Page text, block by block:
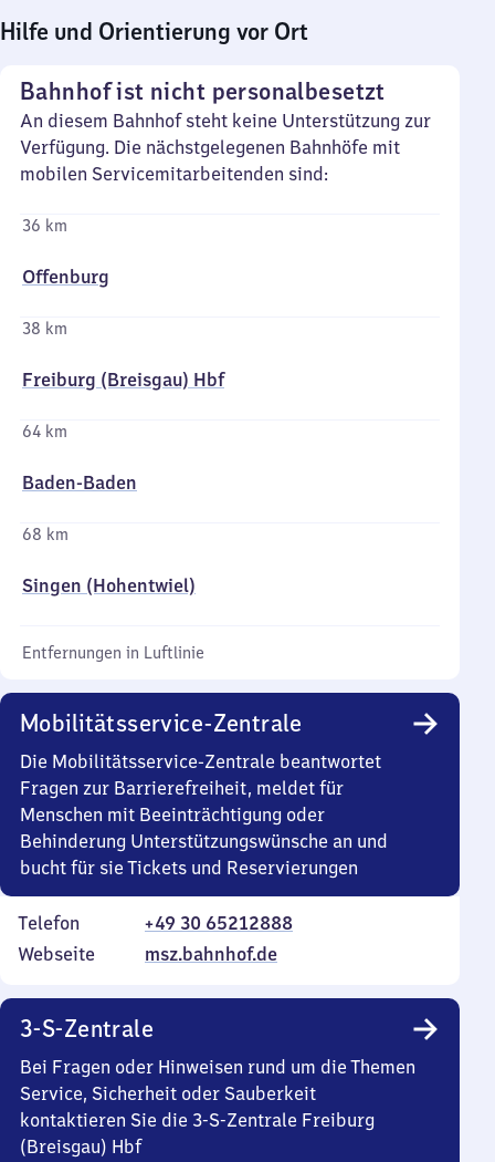
Hilfe und Orientierung vor Ort
Bahnhof ist nicht personalbesetzt
An diesem Bahnhof steht keine Unterstützung zur
Verfügung. Die nächstgelegenen Bahnhöfe mit
mobilen Servicemitarbeitenden sind:
36 km
Offenburg
38 km
Freiburg (Breisgau) Hbf
64 km
Baden-Baden
68 km
Singen (Hohentwiel)
Entfernungen in Luftlinie
Mobilitätsservice-Zentrale
Die Mobilitätsservice-Zentrale beantwortet
Fragen zur Barrierefreiheit, meldet für
Menschen mit Beeinträchtigung oder
Behinderung Unterstützungswünsche an und
bucht für sie Tickets und Reservierungen
Telefon
+49 30 65212888
Webseite
msz.bahnhof.de
3-S-Zentrale
Bei Fragen oder Hinweisen rund um die Themen
Service, Sicherheit oder Sauberkeit
kontaktieren Sie die 3-S-Zentrale Freiburg
(Breisgau) Hbf